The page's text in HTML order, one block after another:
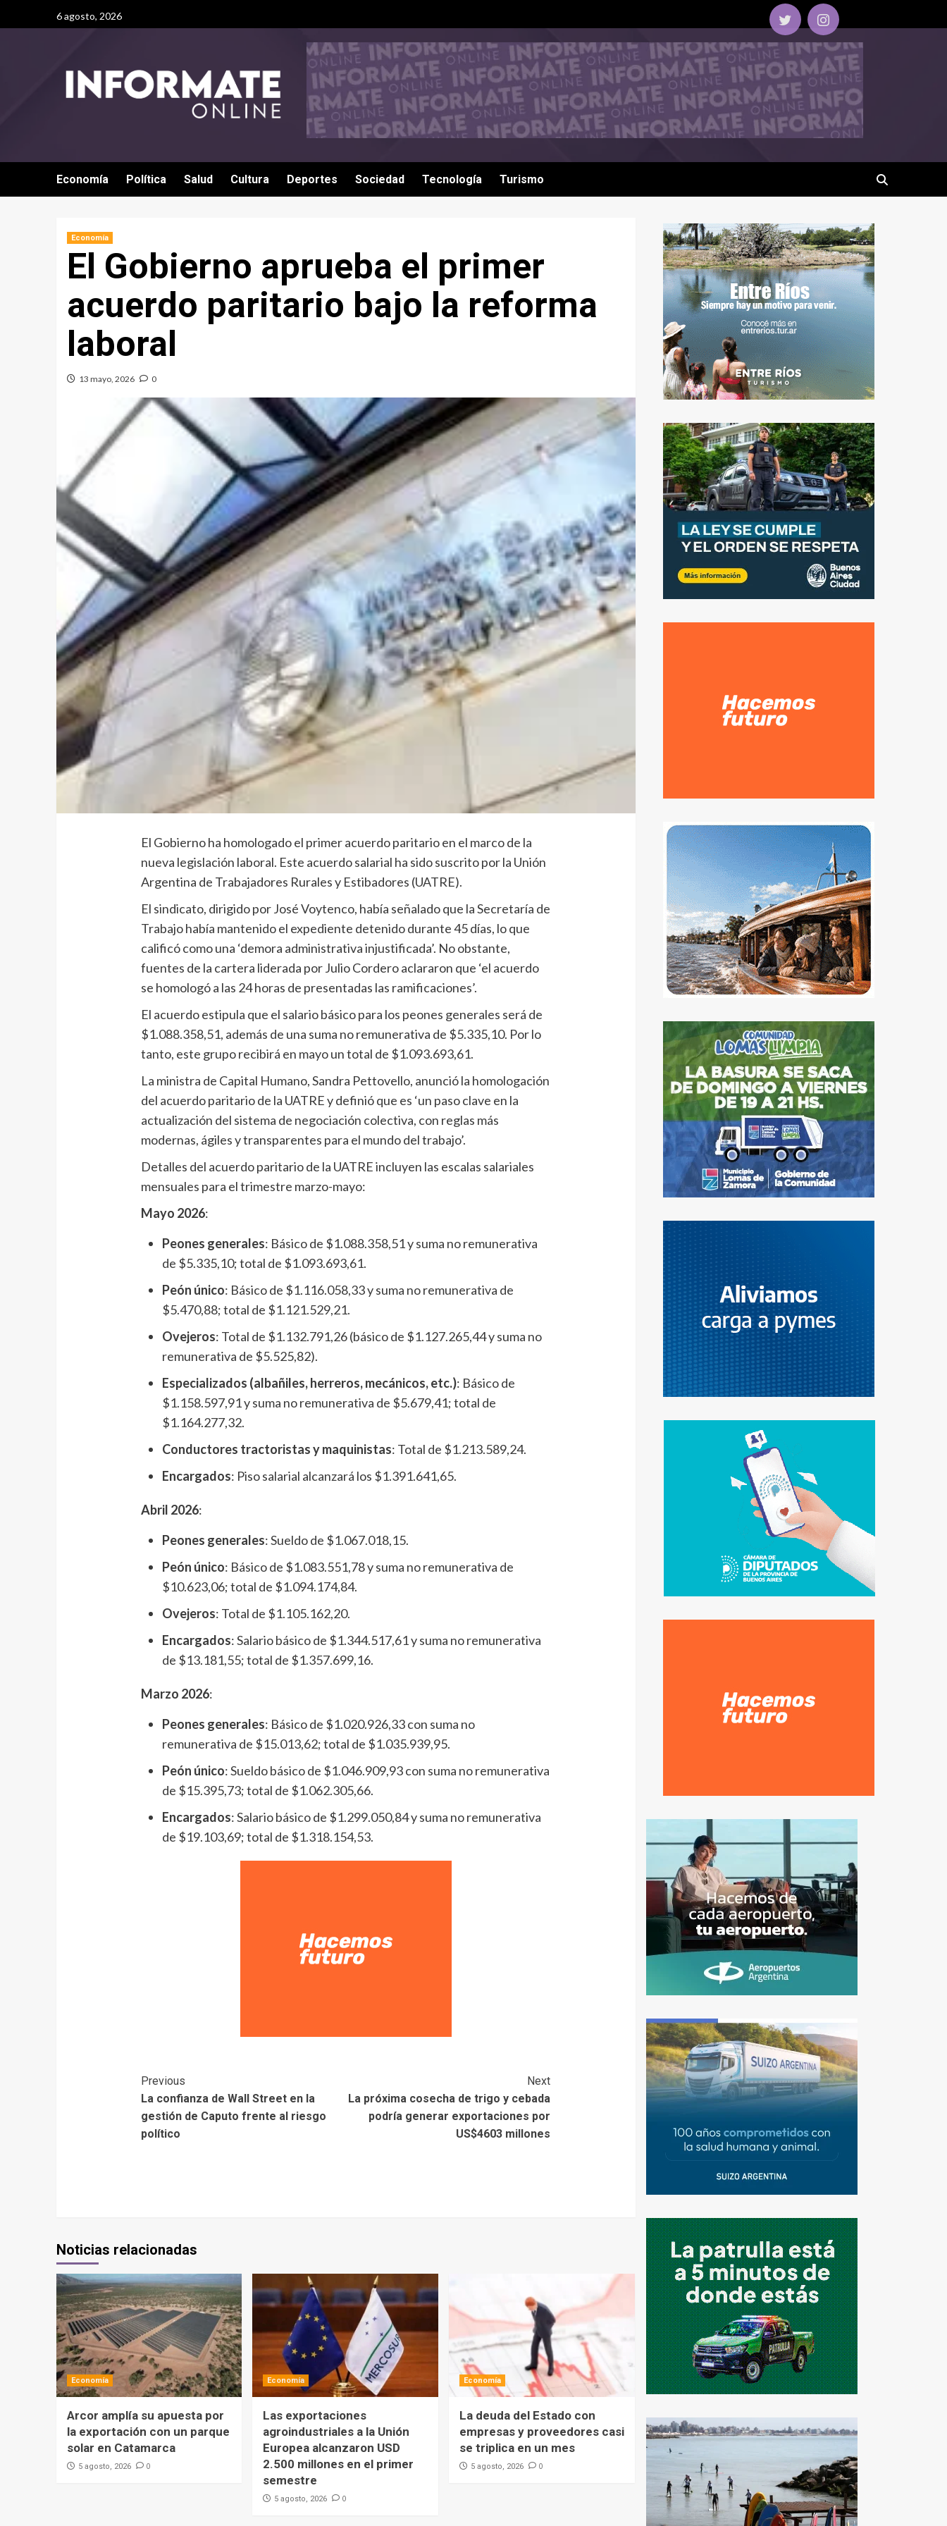
6 agosto, 2026
Economía Política Salud Cultura Deportes Sociedad Tecnología Turismo
Economía
El Gobierno aprueba el primer
acuerdo paritario bajo la reforma
laboral
13 mayo, 2026 0
El Gobierno ha homologado el primer acuerdo paritario en el marco de la
nueva legislación laboral. Este acuerdo salarial ha sido suscrito por la Unión
Argentina de Trabajadores Rurales y Estibadores (UATRE).
El sindicato, dirigido por José Voytenco, había señalado que la Secretaría de
Trabajo había mantenido el expediente detenido durante 45 días, lo que
calificó como una ‘demora administrativa injustificada’. No obstante,
fuentes de la cartera liderada por Julio Cordero aclararon que ‘el acuerdo
se homologó a las 24 horas de presentadas las ramificaciones’.
El acuerdo estipula que el salario básico para los peones generales será de
$1.088.358,51, además de una suma no remunerativa de $5.335,10. Por lo
tanto, este grupo recibirá en mayo un total de $1.093.693,61.
La ministra de Capital Humano, Sandra Pettovello, anunció la homologación
del acuerdo paritario de la UATRE y definió que es ‘un paso clave en la
actualización del sistema de negociación colectiva, con reglas más
modernas, ágiles y transparentes para el mundo del trabajo’.
Detalles del acuerdo paritario de la UATRE incluyen las escalas salariales
mensuales para el trimestre marzo-mayo:
Mayo 2026:
Peones generales: Básico de $1.088.358,51 y suma no remunerativa
de $5.335,10; total de $1.093.693,61.
Peón único: Básico de $1.116.058,33 y suma no remunerativa de
$5.470,88; total de $1.121.529,21.
Ovejeros: Total de $1.132.791,26 (básico de $1.127.265,44 y suma no
remunerativa de $5.525,82).
Especializados (albañiles, herreros, mecánicos, etc.): Básico de
$1.158.597,91 y suma no remunerativa de $5.679,41; total de
$1.164.277,32.
Conductores tractoristas y maquinistas: Total de $1.213.589,24.
Encargados: Piso salarial alcanzará los $1.391.641,65.
Abril 2026:
Peones generales: Sueldo de $1.067.018,15.
Peón único: Básico de $1.083.551,78 y suma no remunerativa de
$10.623,06; total de $1.094.174,84.
Ovejeros: Total de $1.105.162,20.
Encargados: Salario básico de $1.344.517,61 y suma no remunerativa
de $13.181,55; total de $1.357.699,16.
Marzo 2026:
Peones generales: Básico de $1.020.926,33 con suma no
remunerativa de $15.013,62; total de $1.035.939,95.
Peón único: Sueldo básico de $1.046.909,93 con suma no remunerativa
de $15.395,73; total de $1.062.305,66.
Encargados: Salario básico de $1.299.050,84 y suma no remunerativa
de $19.103,69; total de $1.318.154,53.
Previous
La confianza de Wall Street en la
gestión de Caputo frente al riesgo
político
Next
La próxima cosecha de trigo y cebada
podría generar exportaciones por
US$4603 millones
Noticias relacionadas
Economía
Arcor amplía su apuesta por
la exportación con un parque
solar en Catamarca
5 agosto, 2026 0
Economía
Las exportaciones
agroindustriales a la Unión
Europea alcanzaron USD
2.500 millones en el primer
semestre
5 agosto, 2026 0
Economía
La deuda del Estado con
empresas y proveedores casi
se triplica en un mes
5 agosto, 2026 0